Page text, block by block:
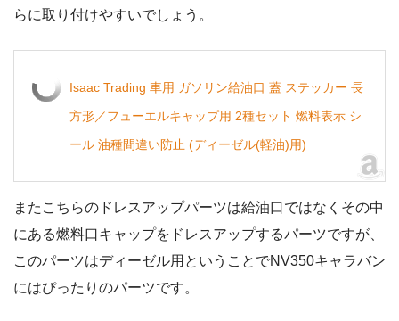
らに取り付けやすいでしょう。
Isaac Trading 車用 ガソリン給油口 蓋 ステッカー 長
方形／フューエルキャップ用 2種セット 燃料表示 シ
ール 油種間違い防止 (ディーゼル(軽油)用)
またこちらのドレスアップパーツは給油口ではなくその中
にある燃料口キャップをドレスアップするパーツですが、
このパーツはディーゼル用ということでNV350キャラバン
にはぴったりのパーツです。